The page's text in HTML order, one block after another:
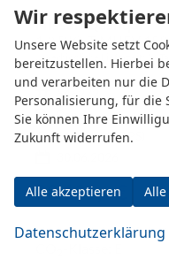
Nissan Qashqai
unverbindliche Lieferzeit: 16
546272
Kraftstoff Benzin
Leistung 116 kW (158 PS)
28.199,– €
incl. 19% MwSt.
Verbrauch kombiniert:
Wir
Unsere Website setzt
bereitzustellen. Hierbei
und verarbeiten nur die
Personalisierung, für die
Sie können Ihre
Zukunft widerrufen.
Alle akzeptieren
Datenschutzerklärung